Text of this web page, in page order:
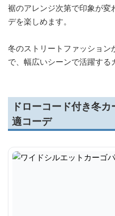
裾のアレンジ次第で印象が
デを楽しめます。
冬のストリートファッション
で、幅広いシーンで活躍する
ドローコード付き冬
適コーデ